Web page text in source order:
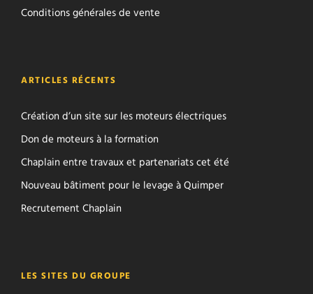
Conditions générales de vente
ARTICLES RÉCENTS
Création d’un site sur les moteurs électriques
Don de moteurs à la formation
Chaplain entre travaux et partenariats cet été
Nouveau bâtiment pour le levage à Quimper
Recrutement Chaplain
LES SITES DU GROUPE